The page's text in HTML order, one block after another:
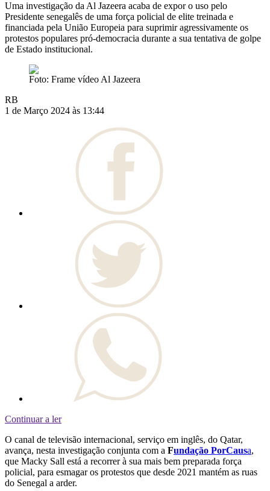
Uma investigação da Al Jazeera acaba de expor o uso pelo
Presidente senegalês de uma força policial de elite treinada e
financiada pela União Europeia para suprimir agressivamente os
protestos populares pró-democracia durante a sua tentativa de golpe
de Estado institucional.
Foto: Frame vídeo Al Jazeera
RB
1 de Março 2024 às 13:44
Continuar a ler
O canal de televisão internacional, serviço em inglês, do Qatar,
avança, nesta investigação conjunta com a Fundação PorCausa,
que Macky Sall está a recorrer à sua mais bem preparada força
policial, para esmagar os protestos que desde 2021 mantém as ruas
do Senegal a arder.